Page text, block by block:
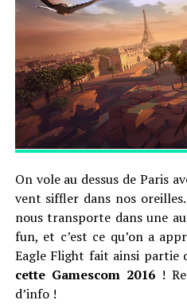
On vole au dessus de Paris
vent siffler dans nos
nous transporte dans une
fun, et c’est ce qu’on a
Eagle Flight fait ainsi partie
cette Gamescom 2016!
d’info !